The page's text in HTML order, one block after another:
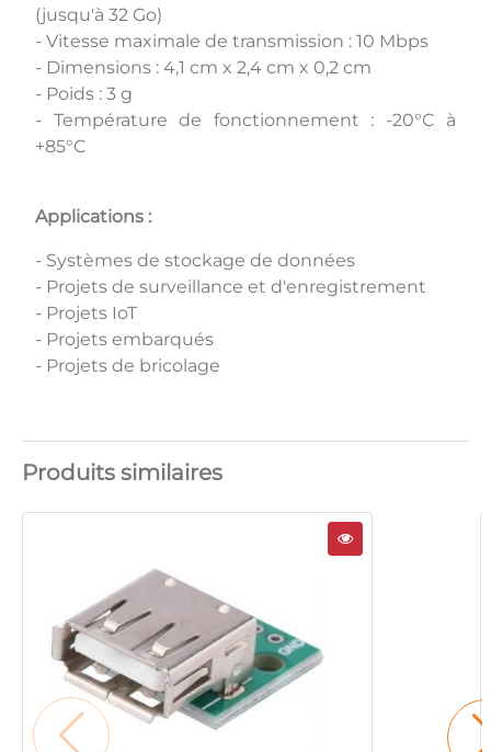
(jusqu'à 32 Go)
- Vitesse maximale de transmission : 10 Mbps
- Dimensions : 4,1 cm x 2,4 cm x 0,2 cm
- Poids : 3 g
- Température de fonctionnement : -20°C à
+85°C
Applications :
- Systèmes de stockage de données
- Projets de surveillance et d'enregistrement
- Projets IoT
- Projets embarqués
- Projets de bricolage
Produits similaires